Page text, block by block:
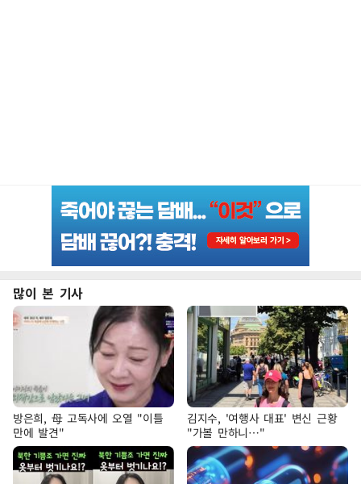
많이 본 기사
방은희, 母 고독사에 오열 "이틀
만에 발견"
김지수, '여행사 대표' 변신 근황
"가볼 만하니…"